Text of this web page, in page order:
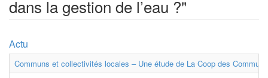
dans la gestion de l’eau ?"
Actu
Communs et collectivités locales – Une étude de La Coop des